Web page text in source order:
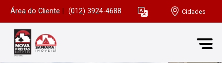
Área do Cliente (012) 3924-4688 Cidades